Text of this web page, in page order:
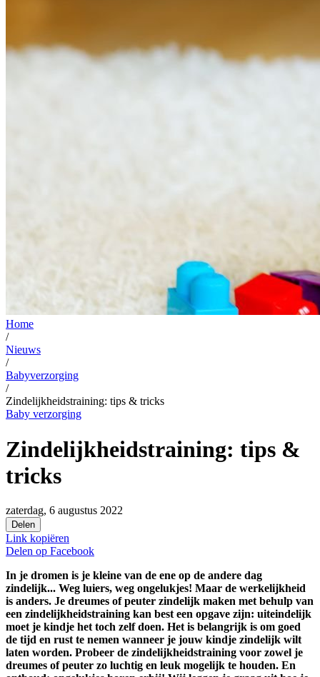
Home
/
Nieuws
/
Babyverzorging
/
Zindelijkheidstraining: tips & tricks
Baby verzorging
Zindelijkheidstraining: tips &
tricks
zaterdag, 6 augustus 2022
Delen
Link kopiëren
Delen op Facebook
In je dromen is je kleine van de ene op de andere dag
zindelijk... Weg luiers, weg ongelukjes! Maar de werkelijkheid
is anders. Je dreumes of peuter zindelijk maken met behulp van
een zindelijkheidstraining kan best een opgave zijn: uiteindelijk
moet je kindje het toch zelf doen. Het is belangrijk is om goed
de tijd en rust te nemen wanneer je jouw kindje zindelijk wilt
laten worden. Probeer de zindelijkheidstraining voor zowel je
dreumes of peuter zo luchtig en leuk mogelijk te houden. En